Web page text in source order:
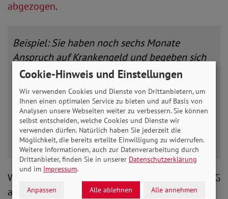
abgezogen.
Beispiel: Sie haben noch sechs Monate
Anspruch auf Krankengeld und begeben sich
jetzt zwei Monate lang auf eine Kur. Nach dem
Ende dieser Reha-Maßnahme bleiben noch
vier Monate Krankengeld. Obwohl die
Krankenkasse in den letzten Wochen gar nicht
zahlen musste.
Wenn das jetzt bei einer langen Krankheit im ALG
auch so wäre, wäre das natürlich blöd. So ist es
Cookie-Hinweis und Einstellungen
Wir verwenden Cookies und Dienste von Drittanbietern, um
Ihnen einen optimalen Service zu bieten und auf Basis von
Analysen unsere Webseiten weiter zu verbessern. Sie können
selbst entscheiden, welche Cookies und Dienste wir
verwenden dürfen. Natürlich haben Sie jederzeit die
Möglichkeit, die bereits erteilte Einwilligung zu widerrufen.
Weitere Informationen, auch zur Datenverarbeitung durch
Drittanbieter, finden Sie in unserer Datenschutzerklärung
und im Impressum.
Anpassen Alle ablehnen Alle annehmen